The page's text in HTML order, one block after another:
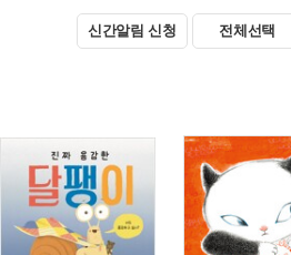
신간알림 신청 전체선택